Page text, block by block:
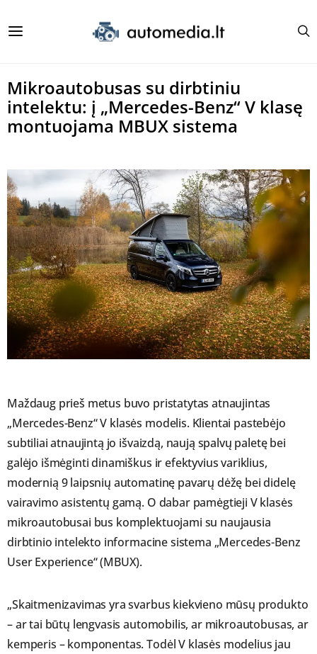
Mikroautobusas su dirbtiniu
intelektu: į „Mercedes-Benz“ V klasę
montuojama MBUX sistema
Maždaug prieš metus buvo pristatytas atnaujintas
„Mercedes-Benz“ V klasės modelis. Klientai pastebėjo
subtiliai atnaujintą jo išvaizdą, naują spalvų paletę bei
galėjo išmėginti dinamiškus ir efektyvius variklius,
modernią 9 laipsnių automatinę pavarų dėžę bei didelę
vairavimo asistentų gamą. O dabar pamėgtieji V klasės
mikroautobusai bus komplektuojami su naujausia
dirbtinio intelekto informacine sistema „Mercedes-Benz
User Experience“ (MBUX).
„Skaitmenizavimas yra svarbus kiekvieno mūsų produkto
– ar tai būtų lengvasis automobilis, ar mikroautobusas, ar
kemperis – komponentas. Todėl V klasės modelius jau